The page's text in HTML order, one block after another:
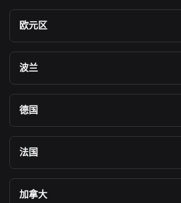
欧元区
波兰
德国
法国
加拿大